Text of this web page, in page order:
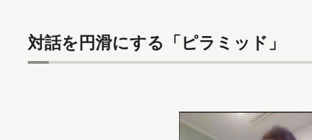
対話を円滑にする「ピラミッド」